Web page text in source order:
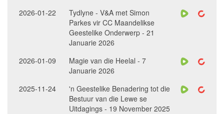
2026-01-22
Tydlyne - V&A met Simon
Parkes vir CC Maandelikse
Geestelike Onderwerp - 21
Januarie 2026
2026-01-09
Magie van die Heelal - 7
Januarie 2026
2025-11-24
'n Geestelike Benadering tot die
Bestuur van die Lewe se
Uitdagings - 19 November 2025